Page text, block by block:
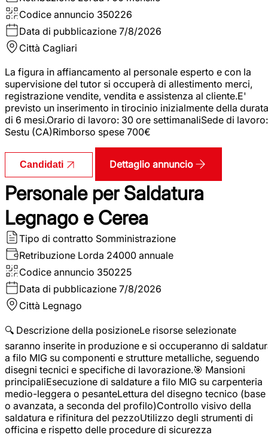
Codice annuncio 350226
Data di pubblicazione 7/8/2026
Città Cagliari
La figura in affiancamento al personale esperto e con la
supervisione del tutor si occuperà di allestimento merci,
registrazione vendite, vendita e assistenza al cliente.E'
previsto un inserimento in tirocinio inizialmente della durata
di 6 mesi.Orario di lavoro: 30 ore settimanaliSede di lavoro:
Sestu (CA)Rimborso spese 700€
Candidati Dettaglio annuncio
Personale per Saldatura
Legnago e Cerea
Tipo di contratto Somministrazione
Retribuzione Lorda 24000 annuale
Codice annuncio 350225
Data di pubblicazione 7/8/2026
Città Legnago
🔍 Descrizione della posizioneLe risorse selezionate
saranno inserite in produzione e si occuperanno di
a filo MIG su componenti e strutture metalliche, seguendo
disegni tecnici e specifiche di lavorazione.🎯 Mansioni
principaliEsecuzione di saldature a filo MIG su carpenteria
medio-leggera o pesanteLettura del disegno tecnico (base
o avanzata, a seconda del profilo)Controllo visivo della
saldatura e rifinitura del pezzoUtilizzo degli strumenti di
officina e rispetto delle procedure di sicurezza